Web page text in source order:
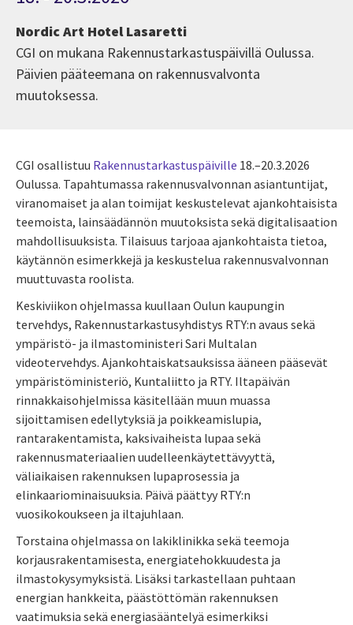
Nordic Art Hotel Lasaretti
CGI on mukana Rakennustarkastuspäivillä Oulussa.
Päivien pääteemana on rakennusvalvonta
muutoksessa.
CGI osallistuu Rakennustarkastuspäiville 18.–20.3.2026
Oulussa. Tapahtumassa rakennusvalvonnan asiantuntijat,
viranomaiset ja alan toimijat keskustelevat ajankohtaisista
teemoista, lainsäädännön muutoksista sekä digitalisaation
mahdollisuuksista. Tilaisuus tarjoaa ajankohtaista tietoa,
käytännön esimerkkejä ja keskustelua rakennusvalvonnan
muuttuvasta roolista.
Keskiviikon ohjelmassa kuullaan Oulun kaupungin
tervehdys, Rakennustarkastusyhdistys RTY:n avaus sekä
ympäristö- ja ilmastoministeri Sari Multalan
videotervehdys. Ajankohtaiskatsauksissa ääneen pääsevät
ympäristöministeriö, Kuntaliitto ja RTY. Iltapäivän
rinnakkaisohjelmissa käsitellään muun muassa
sijoittamisen edellytyksiä ja poikkeamislupia,
rantarakentamista, kaksivaiheista lupaa sekä
rakennusmateriaalien uudelleenkäytettävyyttä,
väliaikaisen rakennuksen lupaprosessia ja
elinkaariominaisuuksia. Päivä päättyy RTY:n
vuosikokoukseen ja iltajuhlaan.
Torstaina ohjelmassa on lakiklinikka sekä teemoja
korjausrakentamisesta, energiatehokkuudesta ja
ilmastokysymyksistä. Lisäksi tarkastellaan puhtaan
energian hankkeita, päästöttömän rakennuksen
vaatimuksia sekä energiasääntelyä esimerkiksi